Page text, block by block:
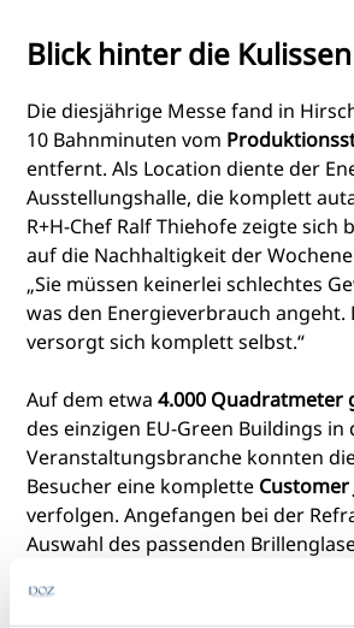
Blick hinter die Kulissen
Die diesjährige Messe fand in
10 Bahnminuten vom
entfernt. Als Location diente der
Ausstellungshalle, die komplett
R+H-Chef Ralf Thiehofe zeigte sich
auf die Nachhaltigkeit der
„Sie müssen keinerlei schlechtes
was den Energieverbrauch angeht.
versorgt sich komplett selbst.“
Auf dem etwa4.000 Quadratmeter
des einzigen EU-Green Buildings in
Veranstaltungsbranche konnten
Besucher eine komplette Customer
verfolgen. Angefangen bei der
Auswahl des passenden
bis hin zur
Brillenfassung. In diesem